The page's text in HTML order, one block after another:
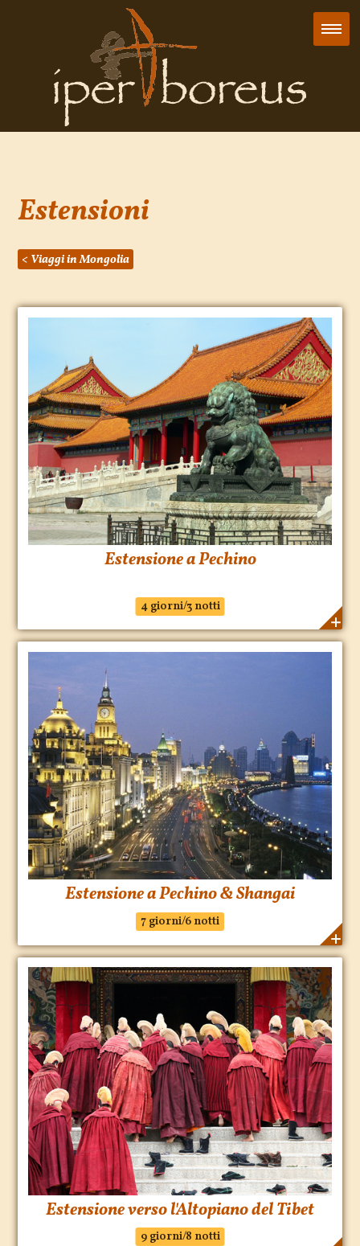
Estensioni
< Viaggi in Mongolia
Estensione a Pechino
4 giorni/3 notti
Estensione a Pechino & Shangai
7 giorni/6 notti
Estensione verso l'Altopiano del Tibet
9 giorni/8 notti